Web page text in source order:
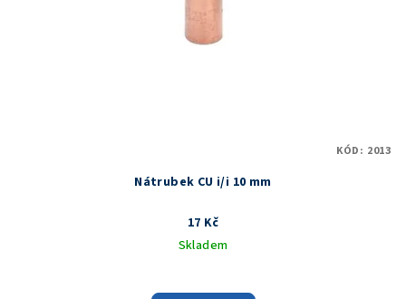
Nátrubek CU i/i 10 mm
17 Kč
Skladem
KÓD: 2013